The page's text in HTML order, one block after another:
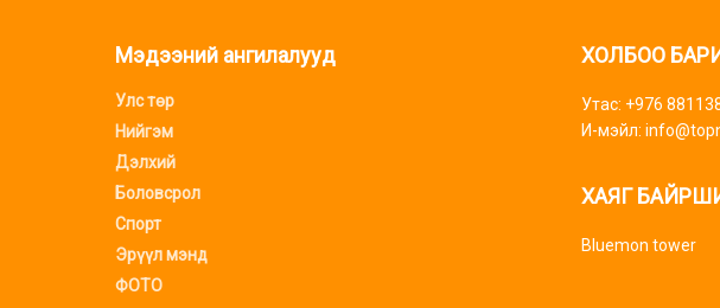
Мэдээний ангилалууд
Улс төр
Нийгэм
Дэлхий
Боловсрол
Спорт
Эрүүл мэнд
ФОТО
ХОЛБОО
Утас: +976
И-мэйл:
ХАЯГ
Bluemon tower